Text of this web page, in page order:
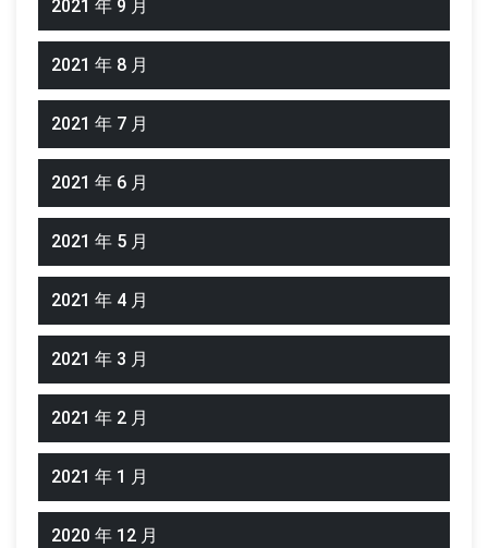
2021 年 9 月
2021 年 8 月
2021 年 7 月
2021 年 6 月
2021 年 5 月
2021 年 4 月
2021 年 3 月
2021 年 2 月
2021 年 1 月
2020 年 12 月